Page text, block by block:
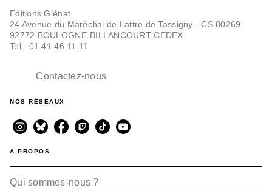
Editions Glénat
24 Avenue du Maréchal de Lattre de Tassigny - CS 80269
92772 BOULOGNE-BILLANCOURT CEDEX
Tel : 01.41.46.11.11
Contactez-nous
NOS RÉSEAUX
A PROPOS
Qui sommes-nous ?